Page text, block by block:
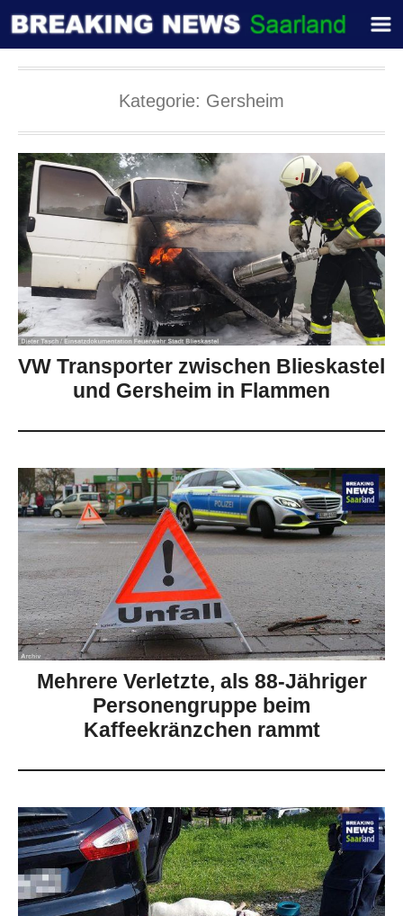
Kategorie: Gersheim
VW Transporter zwischen Blieskastel
und Gersheim in Flammen
Mehrere Verletzte, als 88-Jähriger
Personengruppe beim
Kaffeekränzchen rammt